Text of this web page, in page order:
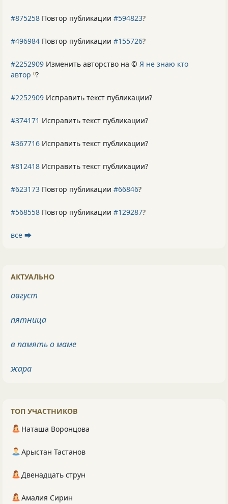
#875258 Повтор публикации #594823?
#496984 Повтор публикации #155726?
#2252909 Изменить авторство на © Я не знаю кто
автор 0?
#2252909 Исправить текст публикации?
#374171 Исправить текст публикации?
#367716 Исправить текст публикации?
#812418 Исправить текст публикации?
#623173 Повтор публикации #66846?
#568558 Повтор публикации #129287?
все ⮕
АКТУАЛЬНО
август
пятница
в память о маме
жара
ТОП УЧАСТНИКОВ
Наташа Воронцова
Арыстан Тастанов
Двенадцать струн
Амалия Сирин